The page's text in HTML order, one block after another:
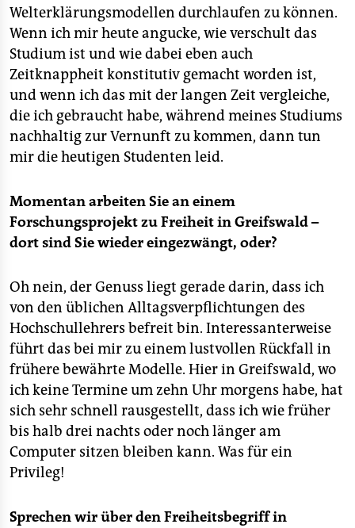
Welterklärungsmodellen durchlaufen zu können.
Wenn ich mir heute angucke, wie verschult das
Studium ist und wie dabei eben auch
Zeitknappheit konstitutiv gemacht worden ist,
und wenn ich das mit der langen Zeit vergleiche,
die ich gebraucht habe, während meines Studiums
nachhaltig zur Vernunft zu kommen, dann tun
mir die heutigen Studenten leid.
Momentan arbeiten Sie an einem
Forschungsprojekt zu Freiheit in Greifswald –
dort sind Sie wieder eingezwängt, oder?
Oh nein, der Genuss liegt gerade darin, dass ich
von den üblichen Alltagsverpflichtungen des
Hochschullehrers befreit bin. Interessanterweise
führt das bei mir zu einem lustvollen Rückfall in
frühere bewährte Modelle. Hier in Greifswald, wo
ich keine Termine um zehn Uhr morgens habe, hat
sich sehr schnell rausgestellt, dass ich wie früher
bis halb drei nachts oder noch länger am
Computer sitzen bleiben kann. Was für ein
Privileg!
Sprechen wir über den Freiheitsbegriff in